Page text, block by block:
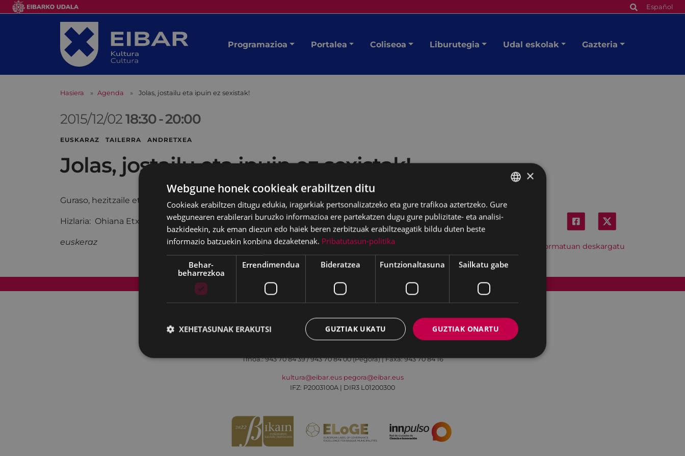
Español
Programazioa Portalea Coliseoa Liburutegia Udal eskolak Gazteria
Hasiera Agenda Jolas, jostailu eta ipuin ez sexistak!
2015/12/0218:30-20:00
EUSKARAZ TAILERRA ANDRETXEA
Jolas, jostailu eta ipuin ez sexistak!
Hitzordu hau iCal formatuan deskargatu
Guraso, hezitzaile eta irakasleei zuzendutako tailerra
Hizlaria: Ohiana Etxebarrieta (Emagin elkartea)
euskeraz
Web mapa Irisgarritasuna Kontaktua Lege-oharra Cookien politika
Udalaren sare sozial guztiak
Tfnoa.:943 70 84 39 / 943 70 84 00 (Pegora)| Faxa: 943 70 84 16
kultura@eibar.eus pegora@eibar.eus
IFZ: P2003100A | DIR3 L01200300
BASQUE
SPANISH
×
Webgune honek cookieak erabiltzen ditu
Cookieak erabiltzen ditugu edukia, iragarkiak pertsonalizatzeko eta gure trafikoa aztertzeko. Gure
webgunearen erabilerari buruzko informazioa ere partekatzen dugu gure publizitate- eta analisi-
bazkideekin, zuk eman diezun edo haiek beren zerbitzuak erabiltzeagatik bildu duten beste
informazio batzuekin konbina dezaketenak. Pribatutasun-politika
Behar-
beharrezkoa
Errendimendua Bideratzea Funtzionaltasuna Sailkatu gabe
GUZTIAK ONARTU
GUZTIAK UKATU
XEHETASUNAK ERAKUTSI